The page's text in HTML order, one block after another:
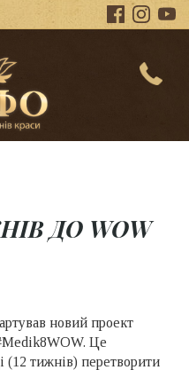
ДО WOW
новий проект
Це
(12 тижнів) перетворити